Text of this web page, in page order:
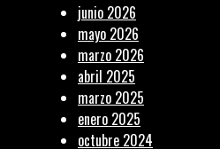
junio 2026
mayo 2026
marzo 2026
abril 2025
marzo 2025
enero 2025
octubre 2024